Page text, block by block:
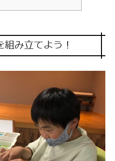
み立てよう！